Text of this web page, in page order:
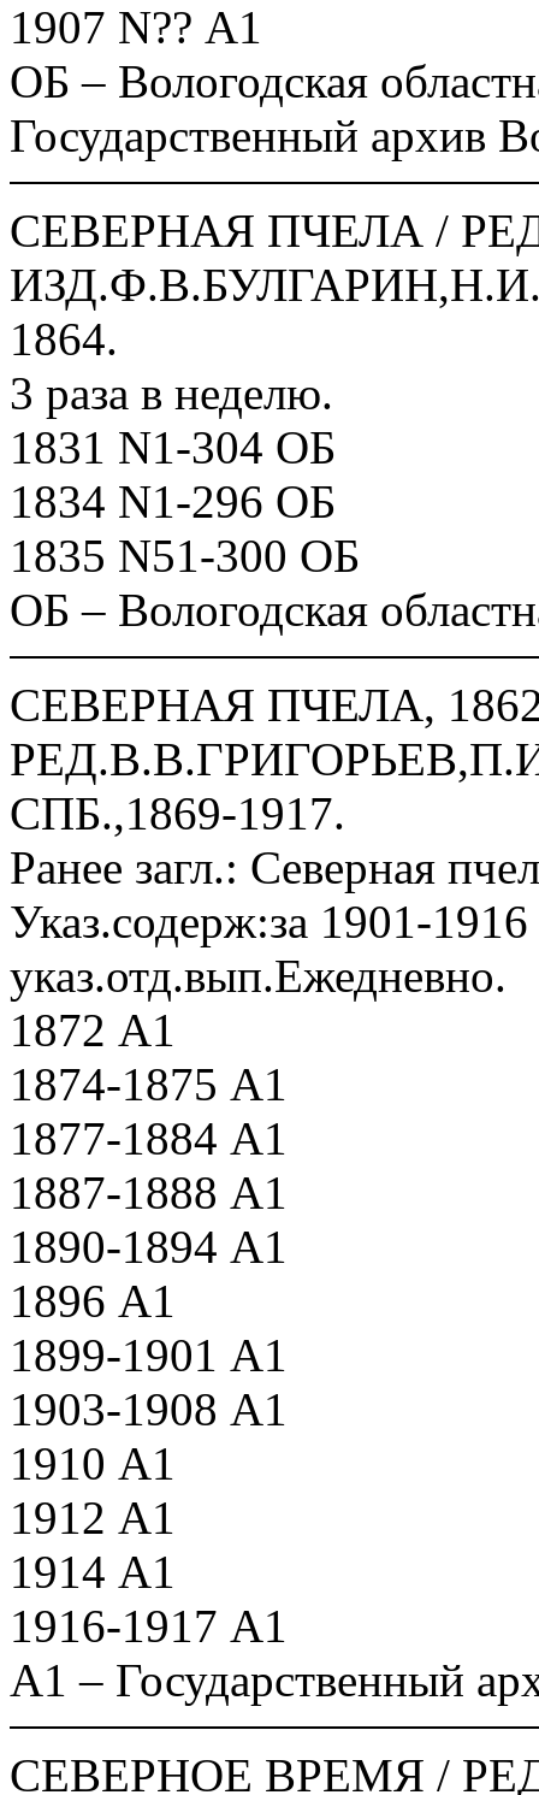
1907 N?? А1
ОБ – Вологодская
Государственный архив
СЕВЕРНАЯ ПЧЕЛА /
1864.
3 раза в неделю.
1831 N1-304 ОБ
1834 N1-296 ОБ
1835 N51-300 ОБ
ОБ – Вологодская
СЕВЕРНАЯ ПЧЕЛА,
СПБ.,1869-1917.
Ранее загл.: Северная
Указ.содерж:за 1901-
указ.отд.вып.Ежедневно.
1872 А1
1874-1875 А1
1877-1884 А1
1887-1888 А1
1890-1894 А1
1896 А1
1899-1901 А1
1903-1908 А1
1910 А1
1912 А1
1914 А1
1916-1917 А1
А1 – Государственный
СЕВЕРНОЕ ВРЕМЯ /